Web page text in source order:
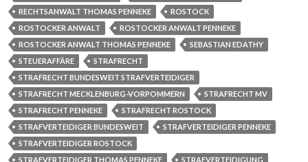
RECHTSANWALT THOMAS PENNEKE
ROSTOCK
ROSTOCKER ANWALT
ROSTOCKER ANWALT PENNEKE
ROSTOCKER ANWALT THOMAS PENNEKE
SEBASTIAN EDATHY
STEUERAFFÄRE
STRAFRECHT
STRAFRECHT BUNDESWEIT STRAFVERTEIDIGER
STRAFRECHT MECKLENBURG-VORPOMMERN
STRAFRECHT MV
STRAFRECHT PENNEKE
STRAFRECHT ROSTOCK
STRAFVERTEIDIGER BUNDESWEIT
STRAFVERTEIDIGER PENNEKE
STRAFVERTEIDIGER ROSTOCK
STRAFVERTEIDIGER THOMAS PENNEKE
STRAFVERTEIDIGUNG